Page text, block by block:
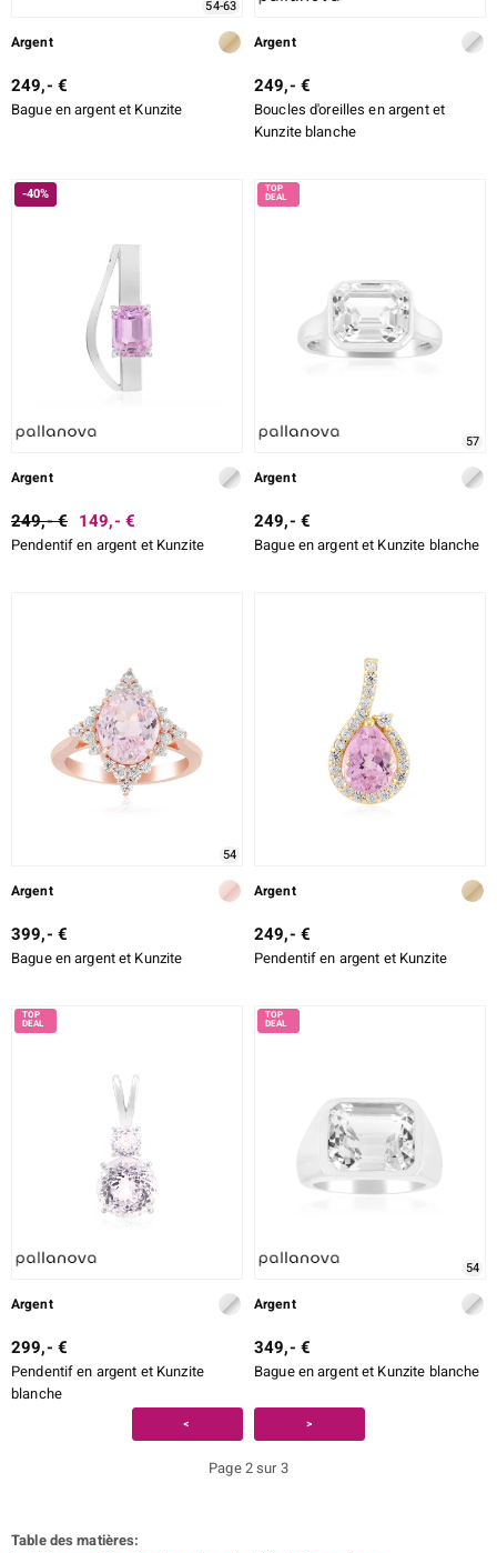
54-63
Argent
249,- €
Bague en argent et Kunzite
Argent
249,- €
Boucles d'oreilles en argent et
Kunzite blanche
-40%
Argent
249,- € 149,- €
Pendentif en argent et Kunzite
57
Argent
249,- €
Bague en argent et Kunzite blanche
54
Argent
399,- €
Bague en argent et Kunzite
Argent
249,- €
Pendentif en argent et Kunzite
Argent
299,- €
Pendentif en argent et Kunzite
blanche
54
Argent
349,- €
Bague en argent et Kunzite blanche
< >
Page 2 sur 3
Table des matières: